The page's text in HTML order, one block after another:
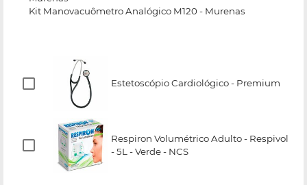
Kit Manovacuômetro Analógico M120 - Murenas
Estetoscópio Cardiológico - Premium
Respiron Volumétrico Adulto - Respivol
- 5L - Verde - NCS